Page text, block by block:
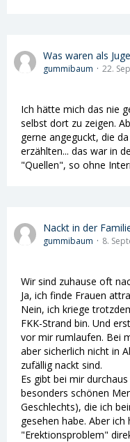
Was waren als
gummibaum 22.
Ich hätte mich das nie
selbst dort zu zeigen.
gerne angeguckt, die
erzählten... das war in
"Quellen", so ohne
Nackt in der
gummibaum 8.
Wir sind zuhause oft
Ja, ich finde Frauen
Nein, ich kriege
FKK-Strand bin. Und
vor mir rumlaufen. Bei
aber sicherlich nicht in
zufällig nackt sind.
Es gibt bei mir
besonders schönen
Geschlechts), die ich
gesehen habe. Aber
"Erektionsproblem"